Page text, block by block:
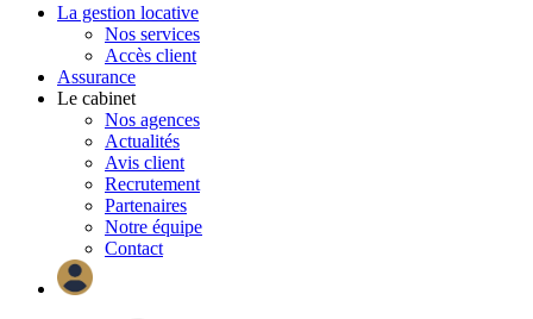
La gestion locative
Nos services
Accès client
Assurance
Le cabinet
Nos agences
Actualités
Avis client
Recrutement
Partenaires
Notre équipe
Contact